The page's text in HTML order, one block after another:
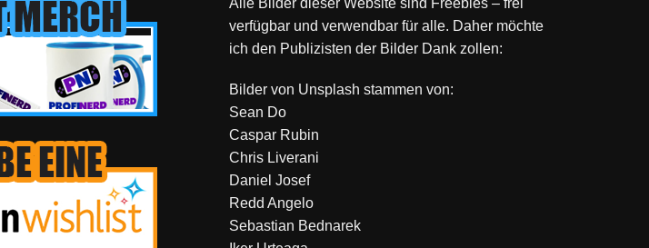
Alle Bilder dieser Website sind Freebies – frei
verfügbar und verwendbar für alle. Daher möchte
ich den Publizisten der Bilder Dank zollen:
Bilder von Unsplash stammen von:
Sean Do
Caspar Rubin
Chris Liverani
Daniel Josef
Redd Angelo
Sebastian Bednarek